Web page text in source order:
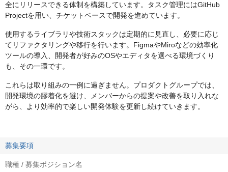
全にリリースできる体制を構築しています。タスク管理にはGitHub
Projectを用い、チケットベースで開発を進めています。
使用するライブラリや技術スタックは定期的に見直し、必要に応じ
てリファクタリングや移行を行います。FigmaやMiroなどの効率化
ツールの導入、開発者が好みのOSやエディタを選べる環境づくり
も、その一環です。
これらは取り組みの一例に過ぎません。プロダクトグループでは、
開発環境の膠着化を避け、メンバーからの提案や改善を取り入れな
がら、より効率的で楽しい開発体験を更新し続けていきます。
募集要項
職種 / 募集ポジション名